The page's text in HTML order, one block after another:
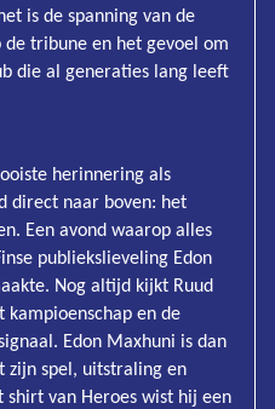
is de spanning van de
tribune en het gevoel om
die al generaties lang leeft
herinnering als
direct naar boven: het
Een avond waarop alles
publiekslieveling Edon
Nog altijd kijkt Ruud
en de
Edon Maxhuni is dan
zijn spel, uitstraling en
van Heroes wist hij een